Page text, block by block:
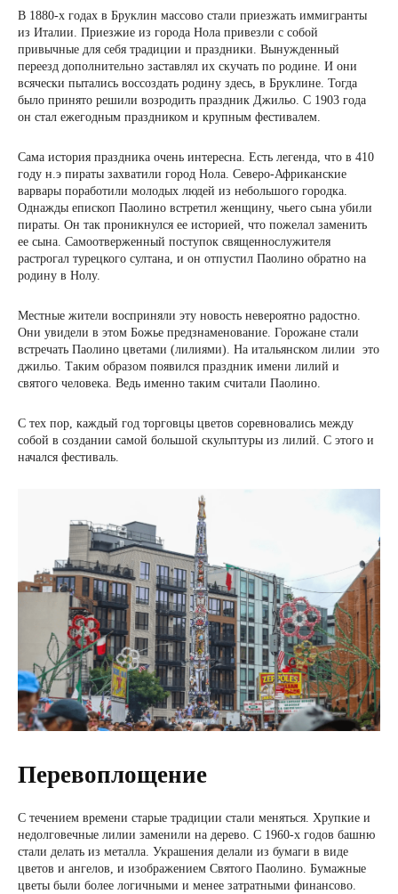
В 1880-х годах в Бруклин массово стали приезжать иммигранты
из Италии. Приезжие из города Нола привезли с собой
привычные для себя традиции и праздники. Вынужденный
переезд дополнительно заставлял их скучать по родине. И они
всячески пытались воссоздать родину здесь, в Бруклине. Тогда
было принято решили возродить праздник Джильо. С 1903 года
он стал ежегодным праздником и крупным фестивалем.
Сама история праздника очень интересна. Есть легенда, что в 410
году н.э пираты захватили город Нола. Северо-Африканские
варвары поработили молодых людей из небольшого городка.
Однажды епископ Паолино встретил женщину, чьего сына убили
пираты. Он так проникнулся ее историей, что пожелал заменить
ее сына. Самоотверженный поступок священнослужителя
растрогал турецкого султана, и он отпустил Паолино обратно на
родину в Нолу.
Местные жители восприняли эту новость невероятно радостно.
Они увидели в этом Божье предзнаменование. Горожане стали
встречать Паолино цветами (лилиями). На итальянском лилии это
джильо. Таким образом появился праздник имени лилий и
святого человека. Ведь именно таким считали Паолино.
С тех пор, каждый год торговцы цветов соревновались между
собой в создании самой большой скульптуры из лилий. С этого и
начался фестиваль.
Перевоплощение
С течением времени старые традиции стали меняться. Хрупкие и
недолговечные лилии заменили на дерево. С 1960-х годов башню
стали делать из металла. Украшения делали из бумаги в виде
цветов и ангелов, и изображением Святого Паолино. Бумажные
цветы были более логичными и менее затратными финансово.